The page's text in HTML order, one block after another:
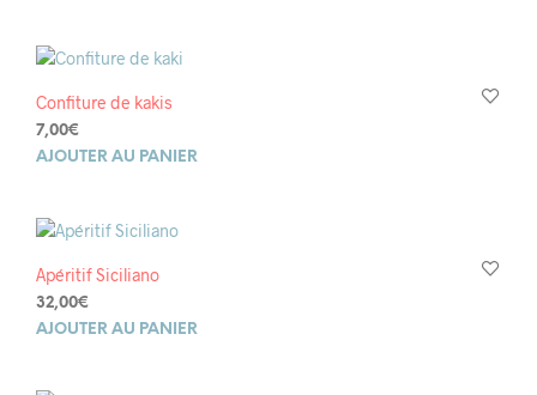
Confiture de kakis
7,00€
AJOUTER AU PANIER
Apéritif Siciliano
32,00€
AJOUTER AU PANIER